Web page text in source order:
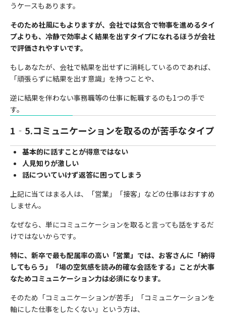
うケースもあります。
そのため社風にもよりますが、会社では気合で物事を進めるタイ
プよりも、冷静で効率よく結果を出すタイプになれるほうが会社
で評価されやすいです。
もしあなたが、会社で結果を出せずに消耗しているのであれば、
「頑張らずに結果を出す意識」を持つことや、
逆に結果を伴わない事務職等の仕事に転職するのも1つの手で
す。
1‐5.コミュニケーションを取るのが苦手なタイプ
基本的に話すことが得意ではない
人見知りが激しい
話についていけず返答に困ってしまう
上記に当てはまる人は、「営業」「接客」などの仕事はおすすめ
しません。
なぜなら、単にコミュニケーションを取ると言っても話をするだ
けではないからです。
特に、新卒で最も配属率の高い「営業」では、お客さんに「納得
してもらう」「場の空気感を読み的確な会話をする」ことが大事
なためコミュニケーション力は必須になります。
そのため「コミュニケーションが苦手」「コミュニケーションを
軸にした仕事をしたくない」という方は、